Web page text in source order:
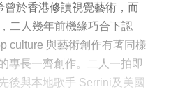
於香港修讀視覺藝術，而
二人幾年前機緣巧合下認
culture 與藝術創作有著同樣
專長一齊創作。二人一拍即
後與本地歌手 Serrini及美國